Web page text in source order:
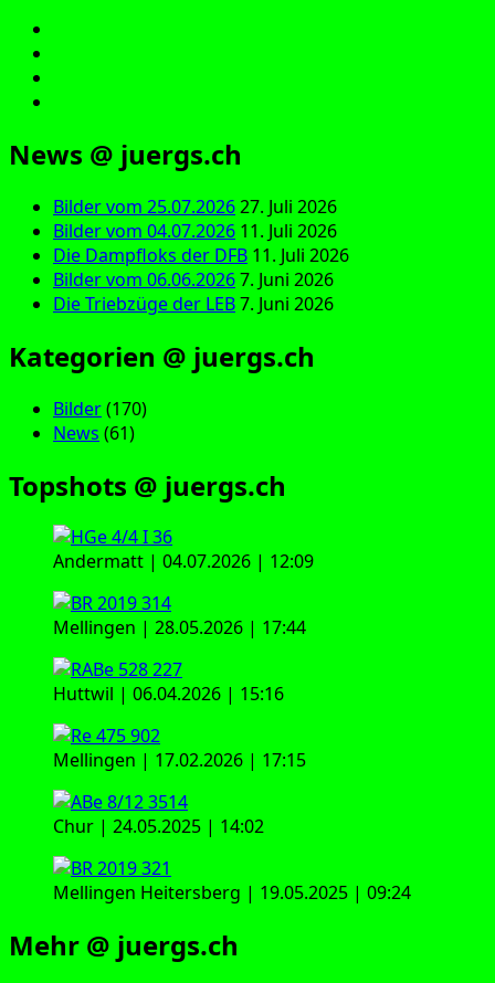
News @ juergs.ch
Bilder vom 25.07.202627. Juli 2026
Bilder vom 04.07.2026 11. Juli 2026
Die Dampfloks der DFB 11. Juli 2026
Bilder vom 06.06.20267. Juni 2026
Die Triebzüge der LEB7. Juni 2026
Kategorien @ juergs.ch
Bilder(170)
News (61)
Topshots @ juergs.ch
Andermatt | 04.07.2026 | 12:09
Mellingen | 28.05.2026 | 17:44
Huttwil | 06.04.2026 | 15:16
Mellingen | 17.02.2026 | 17:15
Chur | 24.05.2025 | 14:02
Mellingen Heitersberg | 19.05.2025 | 09:24
Mehr @ juergs.ch